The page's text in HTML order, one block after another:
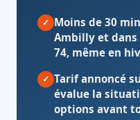
✓ Moins de 30
Ambilly et dans
74, même en
✓ Tarif annoncé
évalue la
options avant